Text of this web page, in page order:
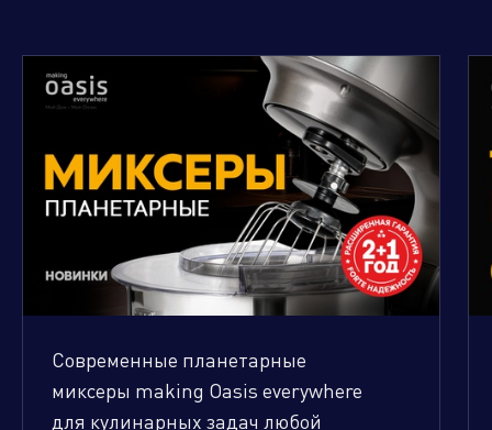
Современные планетарные
миксеры making Oasis everywhere
для кулинарных задач любой